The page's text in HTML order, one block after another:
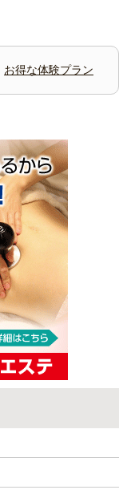
お得な体験プラン